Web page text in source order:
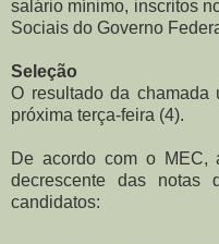
salário mínimo, inscritos
Sociais do Governo
Seleção
O resultado da
próxima terça-feira (4).
De acordo com o MEC,
decrescente das notas
candidatos: